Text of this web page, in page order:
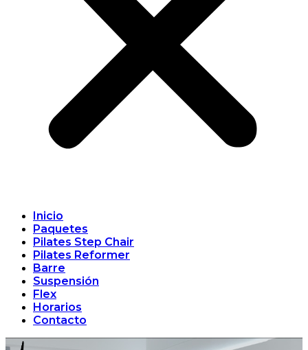
Inicio
Paquetes
Pilates Step Chair
Pilates Reformer
Barre
Suspensión
Flex
Horarios
Contacto